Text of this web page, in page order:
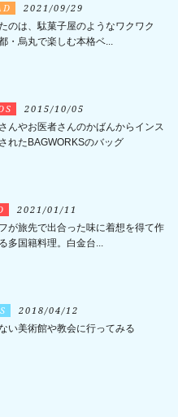
2021/09/29
のは、駄菓子屋のようなワクワク
・烏丸で楽しむ本格ベ...
2015/10/05
んやお医者さんのかばんからインス
れたBAGWORKSのバッグ
2021/01/11
が旅先で出合った味に着想を得て作
多国籍料理。白金台...
2018/04/12
い美術館や教会に行ってみる